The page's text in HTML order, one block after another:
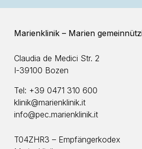
Marienklinik – Marien
Claudia de Medici Str. 2
I-39100 Bozen
Tel: +39 0471 310 600
klinik@marienklinik.it
info@pec.marienklinik.it
T04ZHR3 – Empfängerkodex